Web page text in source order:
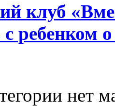
клуб
ребенком
нет